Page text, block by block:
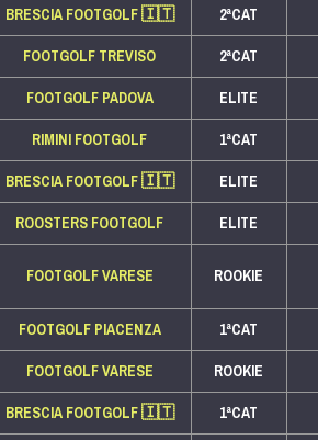
BRESCIA FOOTGOLF🇮🇹 2ªCAT
FOOTGOLF TREVISO 2ªCAT
FOOTGOLF PADOVA ELITE
RIMINI FOOTGOLF 1ªCAT
BRESCIA FOOTGOLF🇮🇹 ELITE
ROOSTERS FOOTGOLF ELITE
FOOTGOLF VARESE ROOKIE
FOOTGOLF PIACENZA 1ªCAT
FOOTGOLF VARESE ROOKIE
BRESCIA FOOTGOLF🇮🇹 1ªCAT